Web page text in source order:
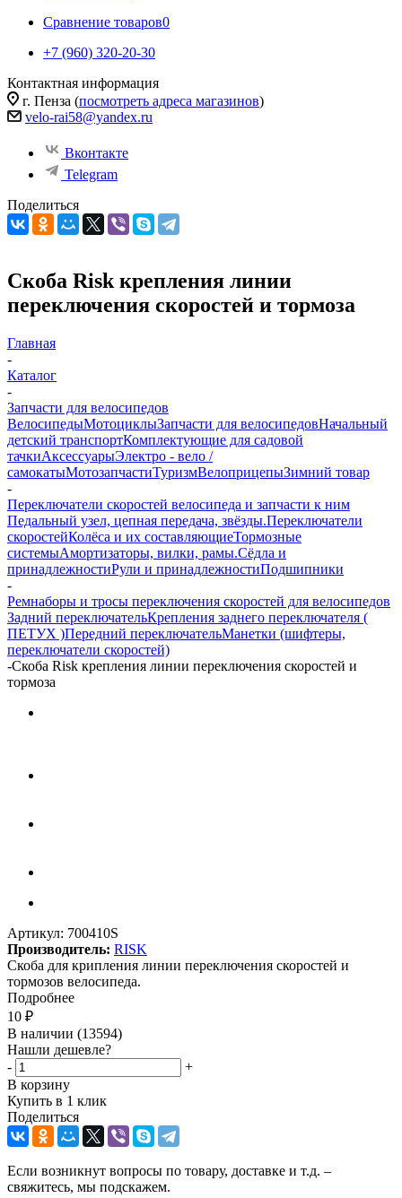
Сравнение товаров0
+7 (960) 320-20-30
Контактная информация
г. Пенза (посмотреть адреса магазинов)
velo-rai58@yandex.ru
Вконтакте
Telegram
Поделиться
Скоба Risk крепления линии
переключения скоростей и тормоза
Главная
-
Каталог
-
Запчасти для велосипедов
ВелосипедыМотоциклыЗапчасти для велосипедовНачальный
детский транспортКомплектующие для садовой
тачкиАксессуарыЭлектро - вело /
самокатыМотозапчастиТуризмВелоприцепыЗимний товар
-
Переключатели скоростей велосипеда и запчасти к ним
Педальный узел, цепная передача, звёзды.Переключатели
скоростейКолёса и их составляющиеТормозные
системыАмортизаторы, вилки, рамы.Сёдла и
принадлежностиРули и принадлежностиПодшипники
-
Ремнаборы и тросы переключения скоростей для велосипедов
Задний переключательКрепления заднего переключателя (
ПЕТУХ )Передний переключательМанетки (шифтеры,
переключатели скоростей)
-Скоба Risk крепления линии переключения скоростей и
тормоза
Артикул: 700410S
Производитель: RISK
Скоба для крипления линии переключения скоростей и
тормозов велосипеда.
Подробнее
10 ₽
В наличии (13594)
Нашли дешевле?
-
+
В корзину
Купить в 1 клик
Поделиться
Если возникнут вопросы по товару, доставке и т.д. –
свяжитесь, мы подскажем.